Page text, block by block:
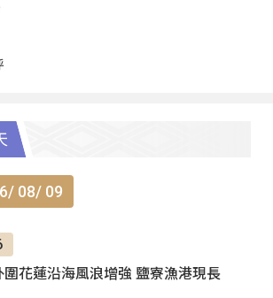
08/ 09
圍花蓮沿海風浪增強 鹽寮漁港現長